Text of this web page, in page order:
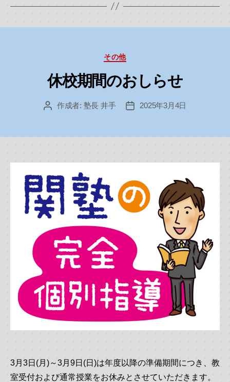
カ
テ
ゴ
リ
その他
休校期間のおしらせ
投 作成者: 塾長 井手
投
2025年3月4日
3月3日(月)～3月9日(日)は年度以降の準備期間につき、教
室受付および通常授業をお休みとさせていただきます。